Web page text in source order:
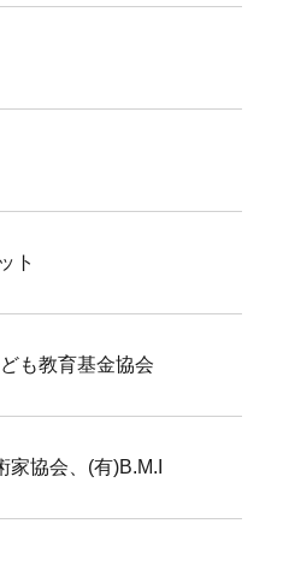
ト
も教育基金協会
協会、(有)B.M.I